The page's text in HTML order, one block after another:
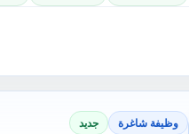
وظيفة شاغرة جديد